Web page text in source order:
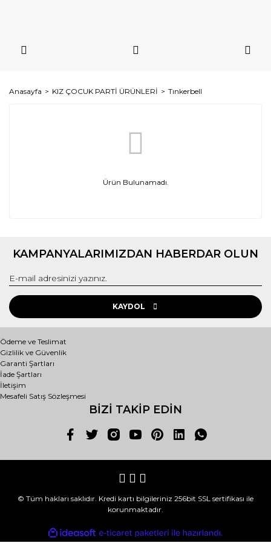
Anasayfa KIZ ÇOCUK PARTİ ÜRÜNLERİ Tınkerbell
Ürün Bulunamadı.
KAMPANYALARIMIZDAN HABERDAR OLUN
KAYDOL
Ödeme ve Teslimat
Gizlilik ve Güvenlik
Garanti Şartları
İade Şartları
İletişim
Mesafeli Satış Sözleşmesi
BİZİ TAKİP EDİN
© Tüm hakları saklıdır. Kredi kartı bilgileriniz 256bit SSL sertifikası ile
korunmaktadır.
ideasoft
e-